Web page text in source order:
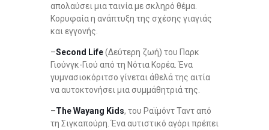
απολαύσει μια ταινία με σκληρό θέμα.
Κορυφαία η ανάπτυξη της σχέσης γιαγιάς
και εγγονής.
–Second Life(Δεύτερη ζωή) του Παρκ
Γιούνγκ-Γιού από τη Νότια Κορέα. Ένα
γυμνασιοκόριτσο γίνεται άθελά της αιτία
να αυτοκτονήσει μια συμμάθητριά της.
–The Wayang Kids, του Ραϊμόντ Ταντ από
τη Σιγκαπούρη. Ένα αυτιστικό αγόρι πρέπει